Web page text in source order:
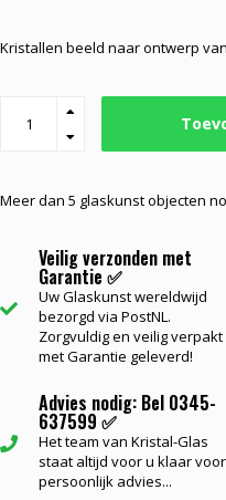
Kristallen beeld naar ontwerp
Meer dan 5 glaskunst objecten
Veilig verzonden met
Garantie ✅
Uw Glaskunst wereldwijd
bezorgd via PostNL.
Zorgvuldig en veilig verpakt
met Garantie geleverd!
Advies nodig: Bel 0345-
637599 ✅
Het team van Kristal-Glas
staat altijd voor u klaar voor
persoonlijk advies...